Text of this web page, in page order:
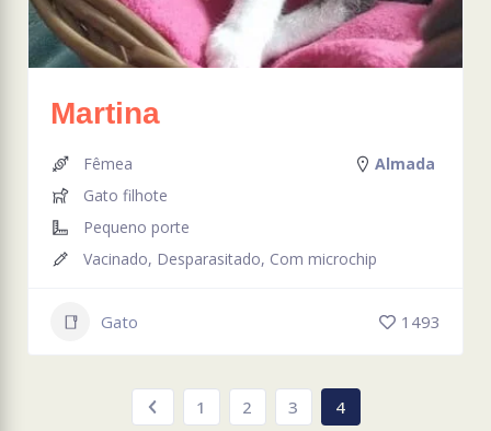
Martina
Almada
Fêmea
Gato filhote
Pequeno porte
Vacinado, Desparasitado, Com microchip
Gato 1493
1 2 3 4